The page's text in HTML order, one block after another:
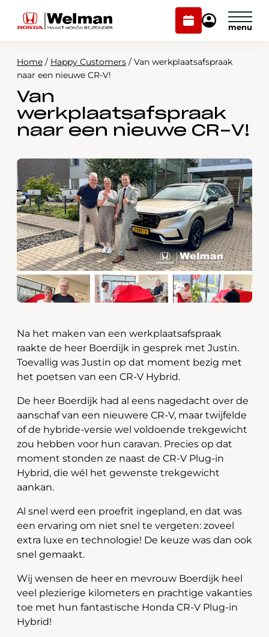
Plan
onderhoud
Mijn
Modellen
Voorraad
Onderhoud en service
Over ons
Webshop
Contact
Mijn Honda Welman
Home / Happy Customers / Van werkplaatsafspraak
naar een nieuwe CR-V!
Van
werkplaatsafspraak
naar een nieuwe CR-V!
Na het maken van een werkplaatsafspraak
raakte de heer Boerdijk in gesprek met Justin.
Toevallig was Justin op dat moment bezig met
het poetsen van een CR-V Hybrid.
De heer Boerdijk had al eens nagedacht over de
aanschaf van een nieuwere CR-V, maar twijfelde
of de hybride-versie wel voldoende trekgewicht
zou hebben voor hun caravan. Precies op dat
moment stonden ze naast de CR-V Plug-in
Hybrid, die wél het gewenste trekgewicht
aankan.
Al snel werd een proefrit ingepland, en dat was
een ervaring om niet snel te vergeten: zoveel
extra luxe en technologie! De keuze was dan ook
snel gemaakt.
Wij wensen de heer en mevrouw Boerdijk heel
veel plezierige kilometers en prachtige vakanties
toe met hun fantastische Honda CR-V Plug-in
Hybrid!